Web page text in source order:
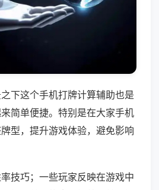
下这个手机打牌计算辅助也是
简单便捷。特别是在大家手机
型，提升游戏体验，避免影响
技巧；一些玩家反映在游戏中